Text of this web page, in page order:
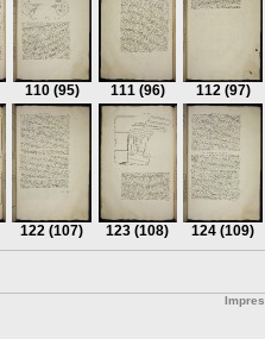
110 (95) 111 (96) 112 (97)
122 (107) 123 (108) 124 (109)